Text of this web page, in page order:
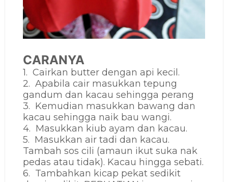
CARANYA
1. Cairkan butter dengan api kecil.
2. Apabila cair masukkan tepung
gandum dan kacau sehingga perang
3. Kemudian masukkan bawang dan
kacau sehingga naik bau wangi.
4. Masukkan kiub ayam dan kacau.
5. Masukkan air tadi dan kacau.
Tambah sos cili (amaun ikut suka nak
pedas atau tidak). Kacau hingga sebati.
6. Tambahkan kicap pekat sedikit